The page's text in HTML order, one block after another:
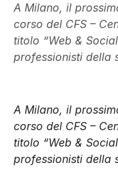
A Milano, il
corso del CFS –
titolo “Web &
professionisti della
A Milano, il
corso del CFS –
titolo “Web &
professionisti della